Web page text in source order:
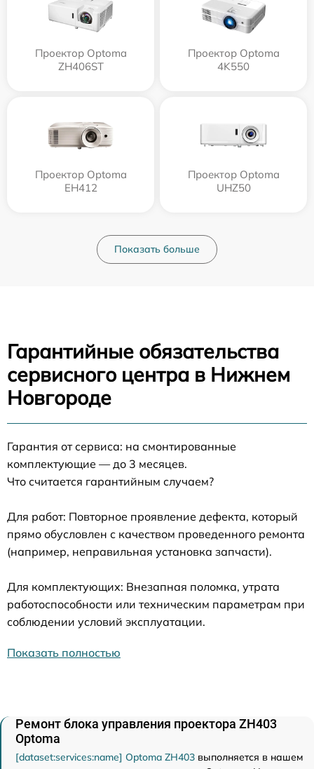
Проектор Optoma
ZH406ST
Проектор Optoma
4K550
Проектор Optoma
EH412
Проектор Optoma
UHZ50
Показать больше
Гарантийные обязательства
сервисного центра в Нижнем
Новгороде
Гарантия от сервиса: на смонтированные
комплектующие — до 3 месяцев.
Что считается гарантийным случаем?
Для работ: Повторное проявление дефекта, который
прямо обусловлен с качеством проведенного ремонта
(например, неправильная установка запчасти).
Для комплектующих: Внезапная поломка, утрата
работоспособности или техническим параметрам при
соблюдении условий эксплуатации.
Показать полностью
Ремонт блока управления проектора ZH403
Optoma
[dataset:services:name] Optoma ZH403 выполняется в нашем